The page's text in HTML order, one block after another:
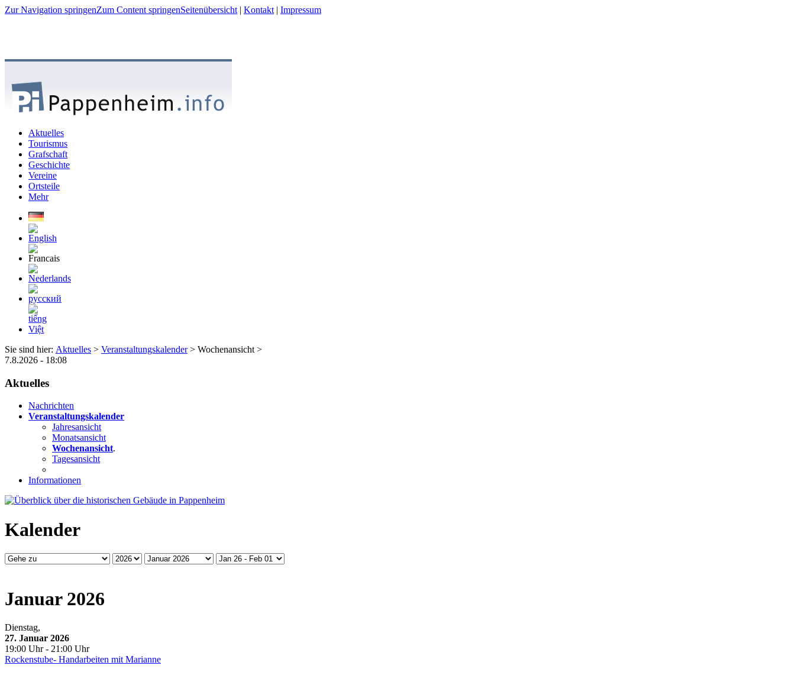
Zur Navigation springenZum Content springenSeitenübersicht | Kontakt | Impressum
Aktuelles
Tourismus
Grafschaft
Geschichte
Vereine
Ortsteile
Mehr
Sie sind hier: Aktuelles > Veranstaltungskalender> Wochenansicht >
7.8.2026 - 18:08
Aktuelles
Nachrichten
Veranstaltungskalender
Jahresansicht
Monatsansicht
Wochenansicht.
Tagesansicht
Informationen
Kalender
Januar 2026
Dienstag,
27. Januar 2026
19:00 Uhr - 21:00 Uhr
Rockenstube- Handarbeiten mit Marianne